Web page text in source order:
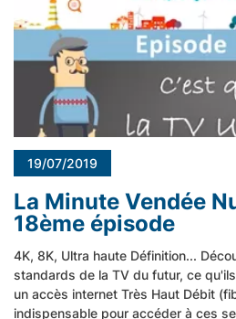
19/07/2019
La Minute Vendée
18ème épisode
4K, 8K, Ultra haute Définition...
standards de la TV du futur, ce
un accès internet Très Haut Débit
indispensable pour accéder à ces